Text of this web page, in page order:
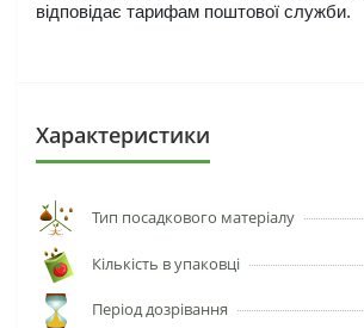
відповідає тарифам поштової служби.
Характеристики
Тип посадкового матеріалу
Кількість в упаковці
Період дозрівання